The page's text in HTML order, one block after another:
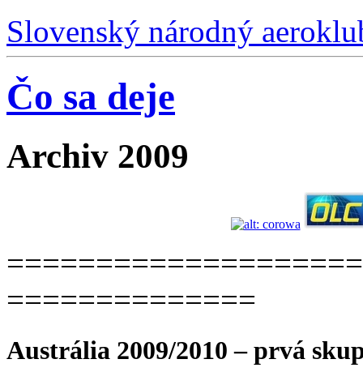
Slovenský národný
Čo sa deje
Archiv 2009
==============
Austrália 2009/2010 – prvá